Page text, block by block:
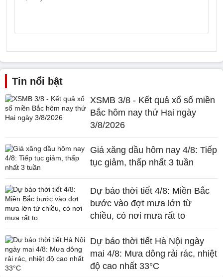
Tin nổi bật
XSMB 3/8 - Kết quả xổ số miền
Bắc hôm nay thứ Hai ngày
3/8/2026
Giá xăng dầu hôm nay 4/8: Tiếp
tục giảm, thấp nhất 3 tuần
Dự báo thời tiết 4/8: Miền Bắc
bước vào đợt mưa lớn từ
chiều, có nơi mưa rất to
Dự báo thời tiết Hà Nội ngày
mai 4/8: Mưa dông rải rác, nhiệt
độ cao nhất 33°C